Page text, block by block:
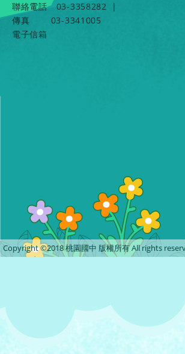
聯絡電話
03-3358282
|
傳真
03-3341005
電子信箱
Copyright ©2018 桃園國中 版權所有 All rights